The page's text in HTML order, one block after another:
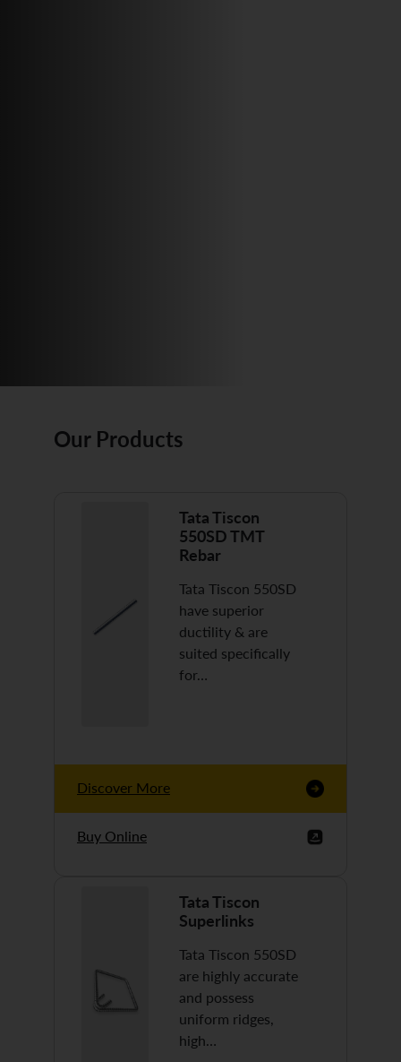
Our Products
Tata Tiscon
550SD TMT
Rebar
Tata Tiscon 550SD
have superior
ductility & are
suited specifically
for…
Discover More
Buy Online
Tata Tiscon
Superlinks
Tata Tiscon 550SD
are highly accurate
and possess
uniform ridges,
high…